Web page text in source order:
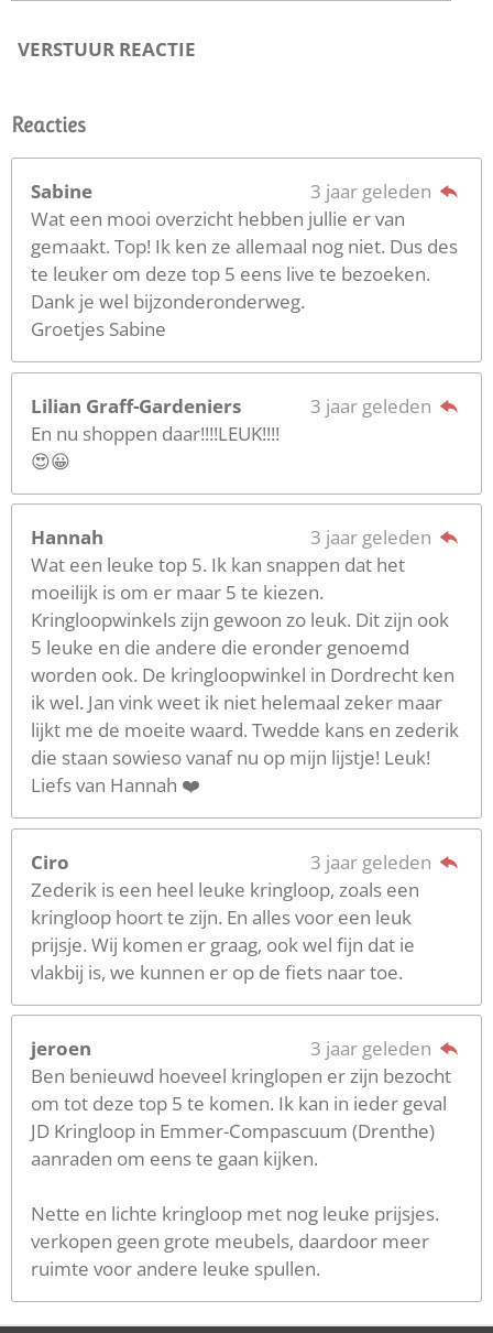
VERSTUUR REACTIE
Reacties
Sabine
3 jaar geleden
Wat een mooi overzicht hebben jullie er van
gemaakt. Top! Ik ken ze allemaal nog niet. Dus des
te leuker om deze top 5 eens live te bezoeken.
Dank je wel bijzonderonderweg.
Groetjes Sabine
Lilian Graff-Gardeniers
3 jaar geleden
En nu shoppen daar!!!!LEUK!!!!
😍😀
Hannah
3 jaar geleden
Wat een leuke top 5. Ik kan snappen dat het
moeilijk is om er maar 5 te kiezen.
Kringloopwinkels zijn gewoon zo leuk. Dit zijn ook
5 leuke en die andere die eronder genoemd
worden ook. De kringloopwinkel in Dordrecht ken
ik wel. Jan vink weet ik niet helemaal zeker maar
lijkt me de moeite waard. Twedde kans en zederik
die staan sowieso vanaf nu op mijn lijstje! Leuk!
Liefs van Hannah ❤️
Ciro
3 jaar geleden
Zederik is een heel leuke kringloop, zoals een
kringloop hoort te zijn. En alles voor een leuk
prijsje. Wij komen er graag, ook wel fijn dat ie
vlakbij is, we kunnen er op de fiets naar toe.
jeroen
3 jaar geleden
Ben benieuwd hoeveel kringlopen er zijn bezocht
om tot deze top 5 te komen. Ik kan in ieder geval
JD Kringloop in Emmer-Compascuum (Drenthe)
aanraden om eens te gaan kijken.
Nette en lichte kringloop met nog leuke prijsjes.
verkopen geen grote meubels, daardoor meer
ruimte voor andere leuke spullen.